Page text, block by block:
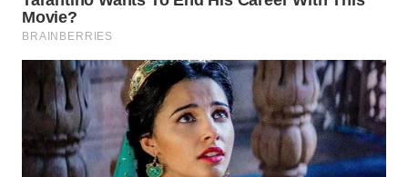
TIMUR
WN
SEMARANG
WN
SOLO